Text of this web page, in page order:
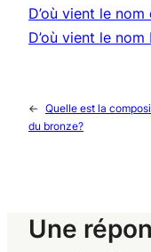
D’où vient le
D’où vient le nom
← Quelle est la
du bronze?
Une